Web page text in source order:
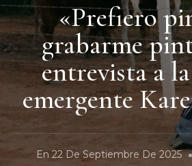
«Prefiero
grabarme
entrevista a
emergente
En 22 De Septiembre De 2025